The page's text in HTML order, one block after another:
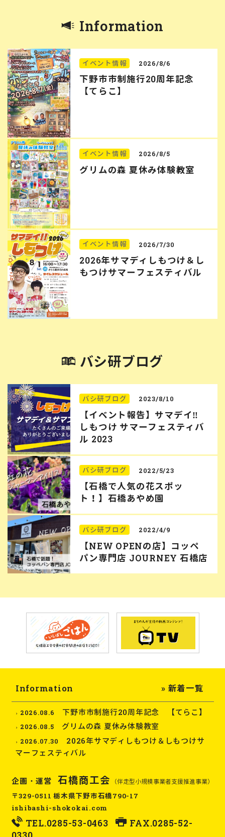
Information
イベント情報 2026/8/6
下野市市制施行20周年記念
【てらこ】
イベント情報 2026/8/5
グリムの森 夏休み体験教室
イベント情報 2026/7/30
2026年サマディしもつけ＆し
もつけサマーフェスティバル
バシ研ブログ
バシ研ブログ 2023/8/10
【イベント報告】サマデイ‼︎
しもつけ サマーフェスティバ
ル 2023
バシ研ブログ 2022/5/23
【石橋で人気の花スポッ
ト！】石橋あやめ園
バシ研ブログ 2022/4/9
【NEW OPENの店】コッペ
パン専門店 JOURNEY 石橋店
Information » 新着一覧
2026.08.6 下野市市制施行20周年記念 【てらこ】
2026.08.5 グリムの森 夏休み体験教室
2026.07.30
2026年サマディしもつけ＆しもつけサ
マーフェスティバル
企画・運営 石橋商工会 （伴走型小規模事業者支援推進事業）
〒329-0511 栃木県下野市石橋790-17
ishibashi-shokokai.com
TEL.0285-53-0463
FAX.0285-52-